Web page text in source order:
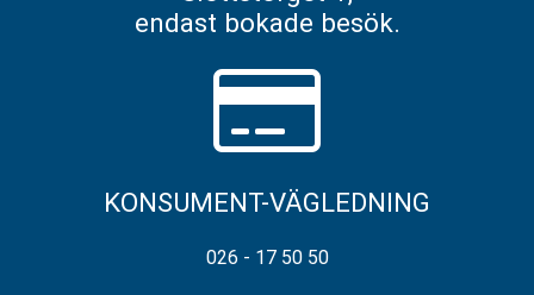
endast bokade besök.
KONSUMENT-VÄGLEDNING
026 - 17 50 50